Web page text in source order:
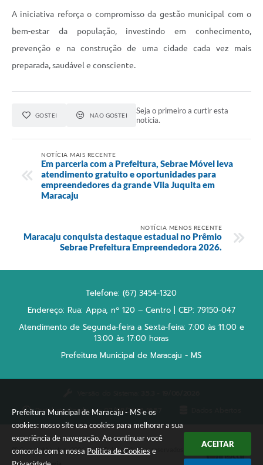
Prefeitura Municipal de Maracaju - MS e os
cookies: nosso site usa cookies para melhorar a sua
experiência de navegação. Ao continuar você
concorda com a nossa Política de Cookies e
ACEITAR
A iniciativa reforça o compromisso da gestão municipal com o
bem-estar da população, investindo em conhecimento,
prevenção e na construção de uma cidade cada vez mais
preparada, saudável e consciente.
GOSTEI NÃO GOSTEI
Seja o primeiro a curtir esta
notícia.
NOTÍCIA MAIS RECENTE
Em parceria com a Prefeitura, Sebrae Móvel leva
atendimento gratuito e oportunidades para
empreendedores da grande Vila Juquita em
Maracaju
NOTÍCIA MENOS RECENTE
Maracaju conquista destaque estadual no Prêmio
Sebrae Prefeitura Empreendedora 2026.
Telefone: (67) 3454-1320
Endereço: Rua: Appa, nº 120 – Centro | CEP: 79150-047
Atendimento de Segunda-feira a Sexta-feira: 7:00 às 11:00 e
13:00 às 17:00 horas
Prefeitura Municipal de Maracaju - MS
Portal atualizado em:07/08/2026 16:57
Copyright Instar - 2006-2026. Todos os direitos reservados -
Instar Tecnologia